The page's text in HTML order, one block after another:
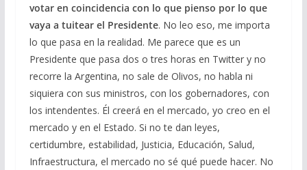
votar en coincidencia con lo que pienso por lo que
vaya a tuitear el Presidente. No leo eso, me importa
lo que pasa en la realidad. Me parece que es un
Presidente que pasa dos o tres horas en Twitter y no
recorre la Argentina, no sale de Olivos, no habla ni
siquiera con sus ministros, con los gobernadores, con
los intendentes. Él creerá en el mercado, yo creo en el
mercado y en el Estado. Si no te dan leyes,
certidumbre, estabilidad, Justicia, Educación, Salud,
Infraestructura, el mercado no sé qué puede hacer. No